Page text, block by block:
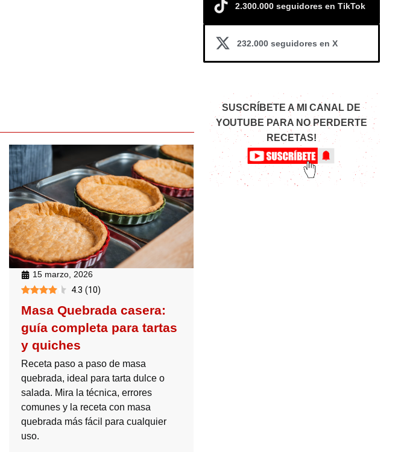
15 marzo, 2026
4.3 (10)
Masa Quebrada casera:
guía completa para tartas
y quiches
Receta paso a paso de masa
quebrada, ideal para tarta dulce o
salada. Mira la técnica, errores
comunes y la receta con masa
quebrada más fácil para cualquier
uso.
2.300.000 seguidores en TikTok
232.000 seguidores en X
SUSCRÍBETE A MI CANAL DE
YOUTUBE PARA NO PERDERTE
RECETAS!